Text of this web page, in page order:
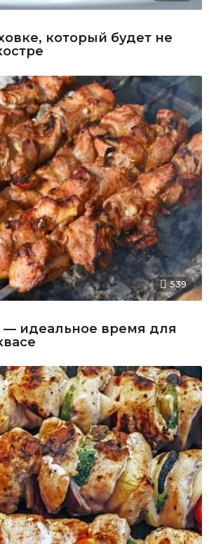
который будет не
539
— идеальное время для